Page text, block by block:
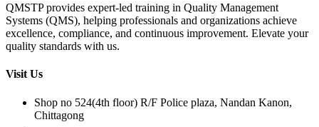
QMSTP provides expert-led training in Quality Management
Systems (QMS), helping professionals and organizations achieve
excellence, compliance, and continuous improvement. Elevate your
quality standards with us.
Visit Us
Shop no 524(4th floor) R/F Police plaza, Nandan Kanon,
Chittagong